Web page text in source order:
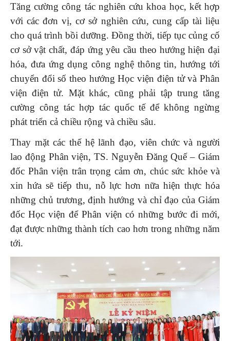
Tăng cường công tác nghiên cứu khoa học, kết hợp
với các đơn vị, cơ sở nghiên cứu, cung cấp tài liệu
cho quá trình bồi dưỡng. Đồng thời, tiếp tục củng cố
cơ sở vật chất, đáp ứng yêu cầu theo hướng hiện đại
hóa, đưa ứng dụng công nghệ thông tin, hướng tới
chuyển đổi số theo hướng Học viện điện tử và Phân
viện điện tử. Mặt khác, cũng phải tập trung tăng
cường công tác hợp tác quốc tế để không ngừng
phát triển cả chiều rộng và chiều sâu.
Thay mặt các thế hệ lãnh đạo, viên chức và người
lao động Phân viện, TS. Nguyễn Đăng Quế – Giám
đốc Phân viện trân trọng cảm ơn, chúc sức khỏe và
xin hứa sẽ tiếp thu, nỗ lực hơn nữa hiện thực hóa
những chủ trương, định hướng và chỉ đạo của Giám
đốc Học viện để Phân viện có những bước đi mới,
đạt được những thành tích cao hơn trong những năm
tới.